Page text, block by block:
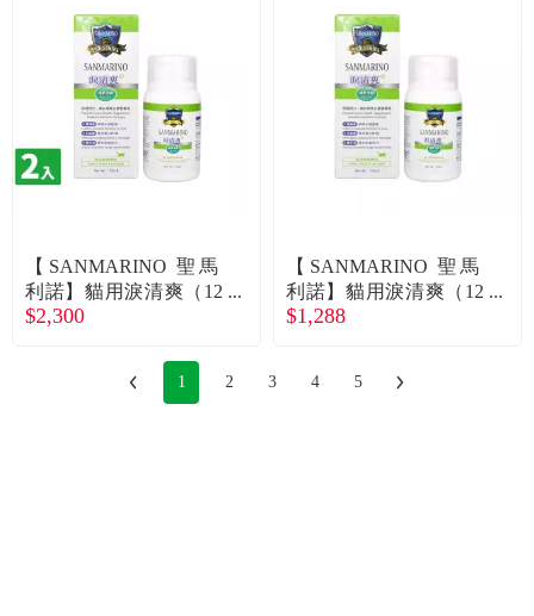
【SANMARINO 聖馬
利諾】貓用淚清爽（12
0ml/瓶）X2入組（廠商
$2,300
【SANMARINO 聖馬
利諾】貓用淚清爽（12
0ml/瓶）（廠商直送）
$1,288
1 2 3 4 5